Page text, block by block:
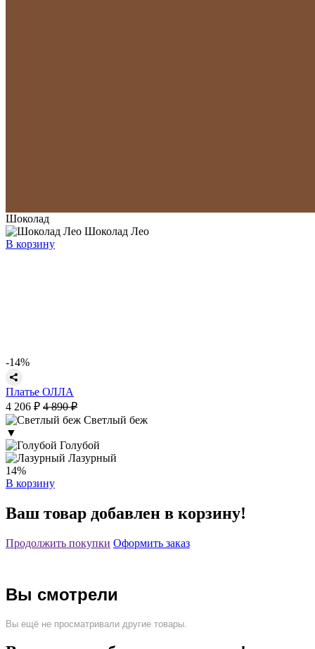
Шоколад
Шоколад Лео
В корзину
-14%
Платье ОЛЛА
4 206 ₽ 4 890 ₽
Светлый беж
▼
Голубой
Лазурный
14%
В корзину
Ваш товар добавлен в корзину!
Продолжить покупки Оформить заказ
Вы смотрели
Вы ещё не просматривали другие товары.